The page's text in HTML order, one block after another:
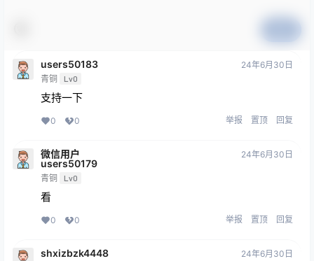
users50183
青铜 Lv0
24年6月30日
支持一下
0 0 举报 置顶 回复
微信用户
users50179
青铜 Lv0
24年6月30日
看
0 0 举报 置顶 回复
shxizbzk4448 24年6月30日